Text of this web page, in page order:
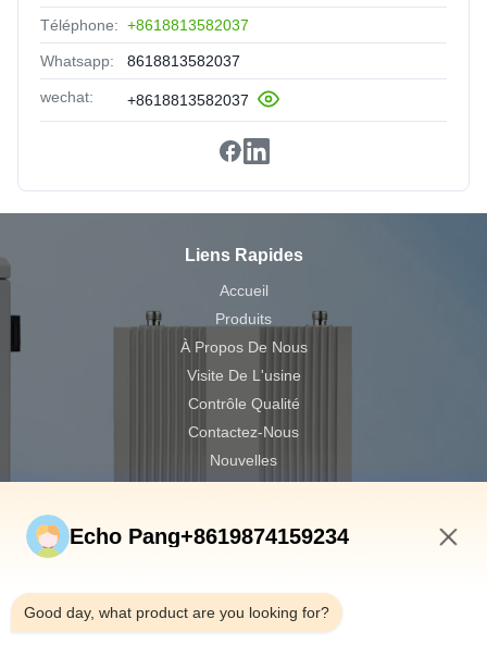
Téléphone: +8618813582037
Whatsapp: 8618813582037
wechat: +8618813582037
Liens Rapides
Accueil
Produits
À Propos De Nous
Visite De L'usine
Contrôle Qualité
Contactez-Nous
Nouvelles
Shenzhen Atnj Communication Technology Co., Ltd.
atnj-sales@szatnj.com
Echo Pang+8619874159234
Good day, what product are you looking for?